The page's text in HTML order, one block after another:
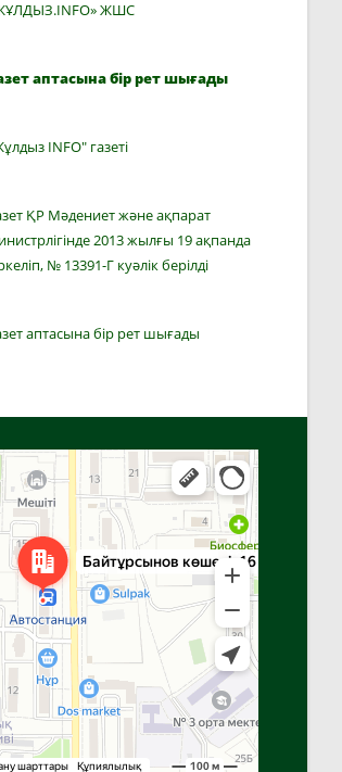
ЖШС
аптасына бір рет шығады
INFO" газеті
ҚР Мәдениет және ақпарат
2013 жылғы 19 ақпанда
№ 13391-Г куәлік берілді
аптасына бір рет шығады
навигация, орындарды іздеу